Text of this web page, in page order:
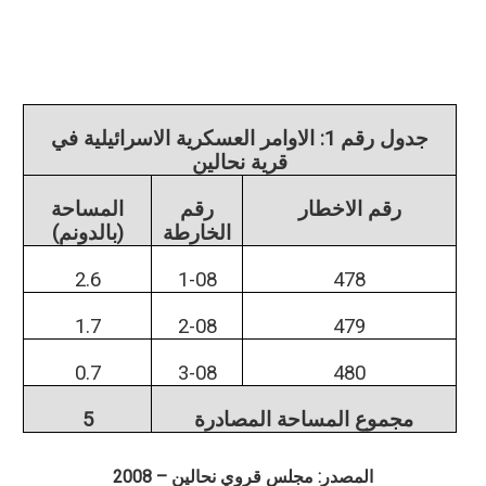
جدول رقم 1: الاوامر العسكرية الاسرائيلية في
قرية نحالين
المساحة
(بالدونم)
رقم
الخارطة
رقم الاخطار
2.6 1-08
478
1.7
2-08
479
0.7
3-08
480
5
مجموع المساحة المصادرة
المصدر: مجلس قروي نحالين – 2008